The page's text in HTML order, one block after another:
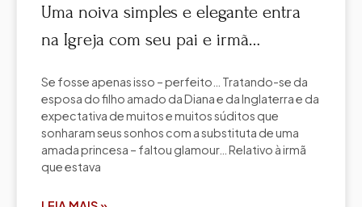
Uma noiva simples e elegante entra
na Igreja com seu pai e irmã…
Se fosse apenas isso – perfeito… Tratando-se da
esposa do filho amado da Diana e da Inglaterra e da
expectativa de muitos e muitos súditos que
sonharam seus sonhos com a substituta de uma
amada princesa – faltou glamour… Relativo à irmã
que estava